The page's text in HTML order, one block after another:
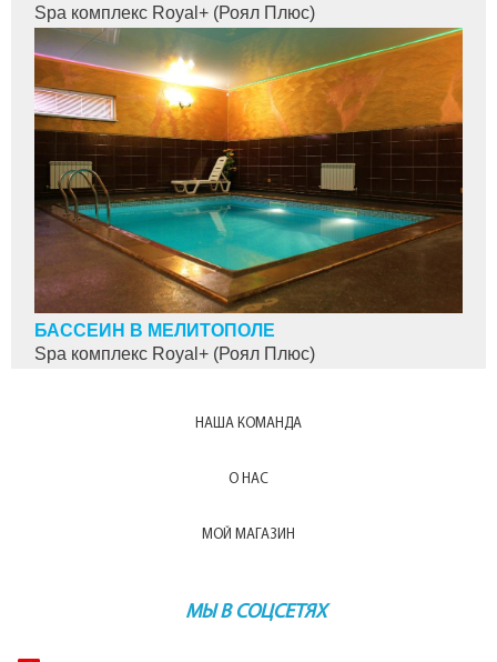
Spa комплекс Royal+ (Роял Плюс)
БАССЕЙН В МЕЛИТОПОЛЕ
Spa комплекс Royal+ (Роял Плюс)
НАША КОМАНДА
О НАС
МОЙ МАГАЗИН
МЫ В СОЦСЕТЯХ